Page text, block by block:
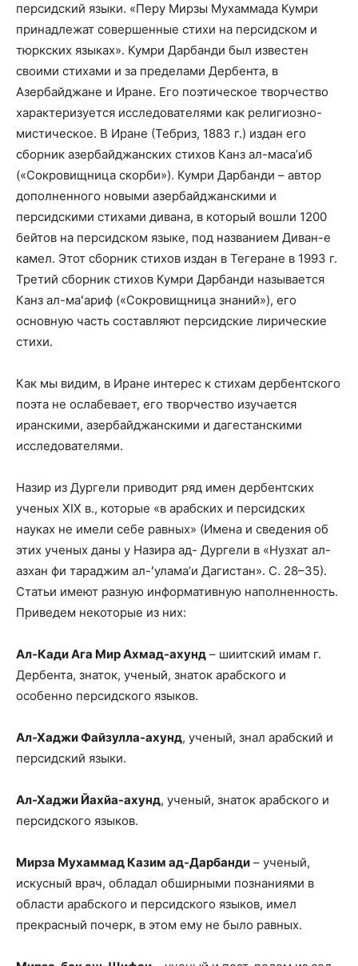
персидский языки. «Перу Мирзы Мухаммада Кумри
принадлежат совершенные стихи на персидcком и
тюркских языках». Кумри Дарбанди был известен
своими стихами и за пределами Дербента, в
Азербайджане и Иране. Его поэтическое творчество
характеризуется исследователями как религиозно-
мистическое. В Иране (Тебриз, 1883 г.) издан его
сборник азербайджанских стихов Канз ал-маса’иб
(«Сокровищница скорби»). Кумри Дарбанди – автор
дополненного новыми азербайджанскими и
персидскими стихами дивана, в который вошли 1200
бейтов на персидском языке, под названием Диван-е
камел. Этот сборник стихов издан в Тегеране в 1993 г.
Третий сборник стихов Кумри Дарбанди называется
Канз ал-маʻариф («Сокровищница знаний»), его
основную часть составляют персидские лирические
стихи.
Как мы видим, в Иране интерес к стихам дербентского
поэта не ослабевает, его творчество изучается
иранскими, азербайджанскими и дагестанскими
исследователями.
Назир из Дургели приводит ряд имен дербентских
ученых XIX в., которые «в арабских и персидских
науках не имели себе равных» (Имена и сведения об
этих ученых даны у Назира ад- Дургели в «Нузхат ал-
азхан фи тараджим ал-ʻулама’и Дагистан». С. 28–35).
Статьи имеют разную информативную наполненность.
Приведем некоторые из них:
Ал-Кади Ага Мир Ахмад-ахунд – шиитский имам г.
Дербента, знаток, ученый, знаток арабского и
особенно персидского языков.
Ал-Хаджи Файзулла-ахунд, ученый, знал арабский и
персидский языки.
Ал-Хаджи Йахйа-ахунд, ученый, знаток арабского и
персидского языков.
Мирза Мухаммад Казим ад-Дарбанди – ученый,
искусный врач, обладал обширными познаниями в
области арабского и персидского языков, имел
прекрасный почерк, в этом ему не было равных.